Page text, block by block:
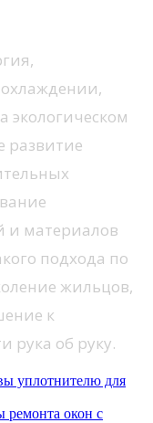
экологическом
развитие
и материалов
подхода по
жильцов,
к
рука об руку.
уплотнителю для
окон с